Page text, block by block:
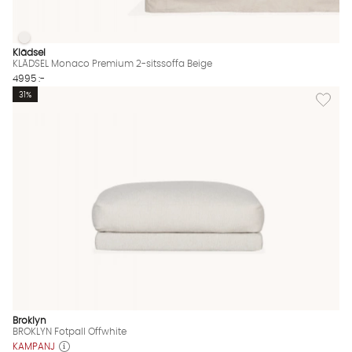
KLÄDSEL Monaco Premium 2-sitssoffa Beige Finns även i
KLÄDSEL Monaco Premium 2-sitssoffa Beige
Klädsel
KLÄDSEL Monaco Premium 2-sitssoffa Beige
4995 :-
Lägg
31%
Broklyn
BROKLYN Fotpall Offwhite
KAMPANJ